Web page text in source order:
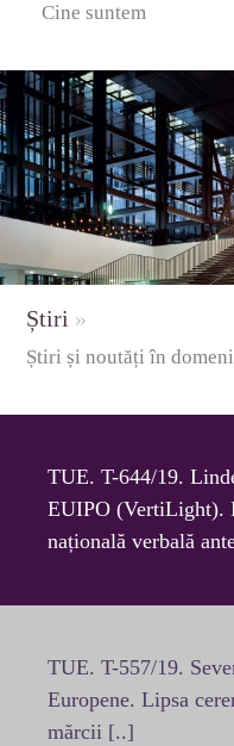
Cine suntem
Știri »
Știri și noutăți în
TUE. T-644/19.
EUIPO (VertiLight).
națională verbală
TUE. T-557/19.
Europene. Lipsa
mărcii [..]